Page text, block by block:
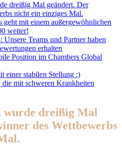
dreißig Mal geändert. Der
nicht ein einziges Mal.
mit einem außergewöhnlichen
weiter!
Unsere Teams und Partner haben
erhalten
Position im Chambers Global
einer stabilen Stellung :)
mit schweren Krankheiten
wurde dreißig Mal
des Wettbewerbs